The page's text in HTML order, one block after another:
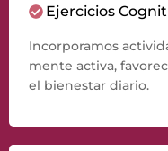
Ejercicios
Incorporamos
mente activa,
el bienestar diario.